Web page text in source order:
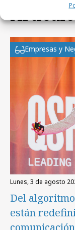
Empresas y
lunes, 3 de agosto
Del
están